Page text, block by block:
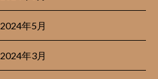
2024年5月
2024年3月